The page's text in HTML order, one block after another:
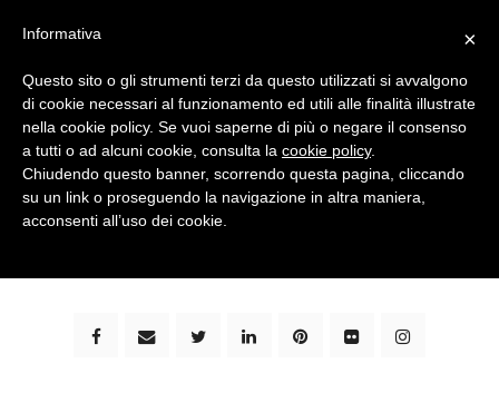
bimbi e viaggi - family travel blog: community #1 in
×
Informativa
Questo sito o gli strumenti terzi da questo utilizzati si avvalgono
di cookie necessari al funzionamento ed utili alle finalità illustrate
nella cookie policy. Se vuoi saperne di più o negare il consenso
a tutti o ad alcuni cookie, consulta la cookie policy.
Chiudendo questo banner, scorrendo questa pagina, cliccando
su un link o proseguendo la navigazione in altra maniera,
acconsenti all’uso dei cookie.